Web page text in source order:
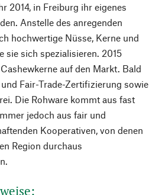
2014, in Freiburg ihr eigenes
Anstelle des anregenden
hochwertige Nüsse, Kerne und
sie sich spezialisieren. 2015
auf den Markt. Bald
Fair-Trade-Zertifizierung sowie
Die Rohware kommt aus fast
jedoch aus fair und
Kooperativen, von denen
Region durchaus